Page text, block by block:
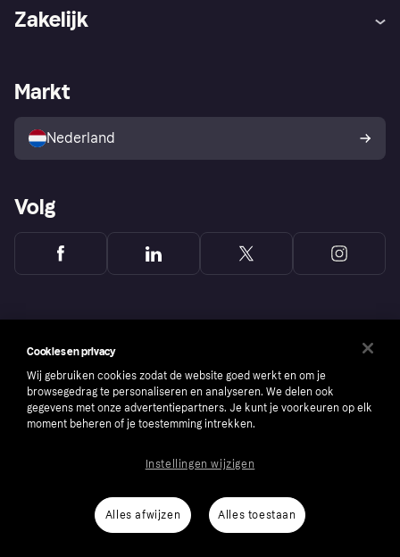
Winkeloverzicht
Kopersbescherming voor
consumenten
Zakelijk
Zakelijke login
Markt
Nederland
Volg
number: 556737-0431
Cookies Klarna.com
Cookies en privacy
Wij gebruiken cookies zodat de website goed werkt en om je
browsegedrag te personaliseren en analyseren. We delen ook
gegevens met onze advertentiepartners. Je kunt je voorkeuren op elk
moment beheren of je toestemming intrekken.
Alles afwijzen Alles toestaan
Instellingen wijzigen